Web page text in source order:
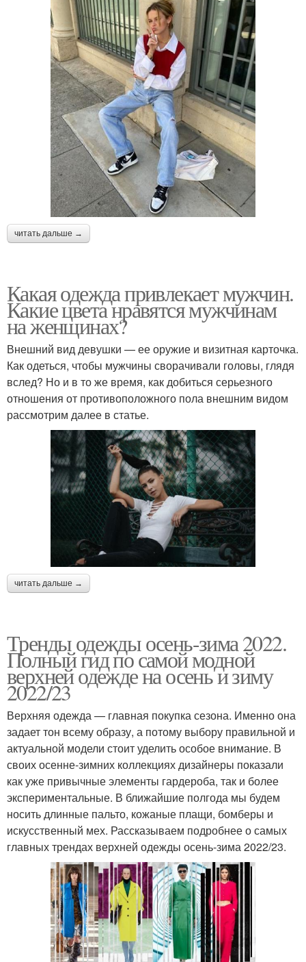
читать дальше →
Какая одежда привлекает мужчин.
Какие цвета нравятся мужчинам
на женщинах?
Внешний вид девушки — ее оружие и визитная карточка.
Как одеться, чтобы мужчины сворачивали головы, глядя
вслед? Но и в то же время, как добиться серьезного
отношения от противоположного пола внешним видом
рассмотрим далее в статье.
читать дальше →
Тренды одежды осень-зима 2022.
Полный гид по самой модной
верхней одежде на осень и зиму
2022/23
Верхняя одежда — главная покупка сезона. Именно она
задает тон всему образу, а потому выбору правильной и
актуальной модели стоит уделить особое внимание. В
своих осенне-зимних коллекциях дизайнеры показали
как уже привычные элементы гардероба, так и более
экспериментальные. В ближайшие полгода мы будем
носить длинные пальто, кожаные плащи, бомберы и
искусственный мех. Рассказываем подробнее о самых
главных трендах верхней одежды осень-зима 2022/23.